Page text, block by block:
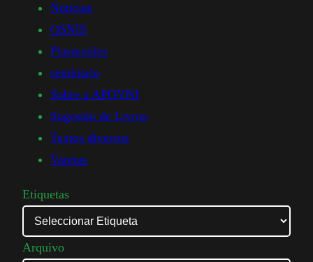
Noticias
OSNIS
Plasmoides
seminario
Sobre a APOVNI
Sugestão de Livros
Textos diversos
Varetas
Etiquetas
Arquivo